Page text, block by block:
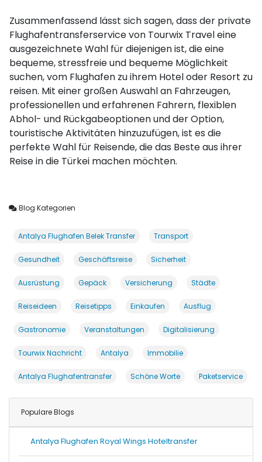
Zusammenfassend lässt sich sagen, dass der private
Flughafentransferservice von Tourwix Travel eine
ausgezeichnete Wahl für diejenigen ist, die eine
bequeme, stressfreie und bequeme Möglichkeit
suchen, vom Flughafen zu ihrem Hotel oder Resort zu
reisen. Mit einer großen Auswahl an Fahrzeugen,
professionellen und erfahrenen Fahrern, flexiblen
Abhol- und Rückgabeoptionen und der Option,
touristische Aktivitäten hinzuzufügen, ist es die
perfekte Wahl für Reisende, die das Beste aus ihrer
Reise in die Türkei machen möchten.
Blog Kategorien
Antalya Flughafen Belek Transfer Transport
Gesundheit Geschäftsreise Sicherheit
Ausrüstung Gepäck Versicherung Städte
Reiseideen Reisetipps Einkaufen Ausflug
Gastronomie Veranstaltungen Digitalisierung
Tourwix Nachricht Antalya Immobilie
Antalya Flughafentransfer Schöne Worte Paketservice
Populare Blogs
Antalya Flughafen Royal Wings Hoteltransfer